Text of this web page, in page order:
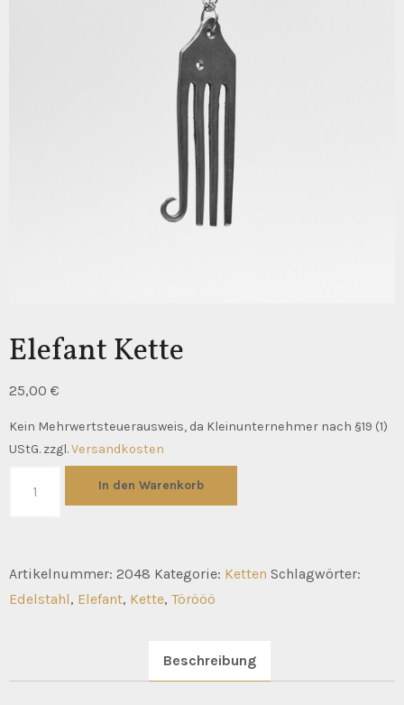
Elefant Kette
25,00 €
Kein Mehrwertsteuerausweis, da Kleinunternehmer nach §19 (1)
UStG. zzgl.Versandkosten
Kette
In den Warenkorb
Artikelnummer: 2048 Kategorie: Ketten Schlagwörter:
Edelstahl, Elefant, Kette, Törööö
Beschreibung